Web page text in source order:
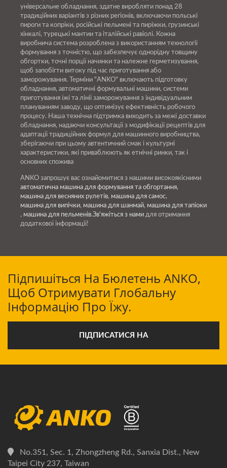
універсальне обладнання, здатне виробляти понад 28
традиційних варіантів з різних регіонів, включаючи польські
пироги та копріки, російські пельмені та пиріжки, грузинські
хінкалі, турецькі мантии та італійські равіолі. Кожна
виробнича система розроблена з використанням технології
формування з точністю, що забезпечує однорідну товщину
обгортки, точні порції начинки та належне герметизування,
щоб запобігти витоку під час приготування або
заморожування. Терміни "ANKO" включають підготовку
обладнання, автоматичні формувальні машини, системи
приготування їжі та лінії заморожування з індивідуальним
плануванням заводу, що оптимізує ефективність робочого
процесу. Наша технічна підтримка виходить за межі доставки
обладнання, надаючи консультації з модифікації рецептів для
адаптації традиційних формул для машинного виробництва,
зберігаючи при цьому автентичний смак і культурні
характеристики, які приваблюють як етнічні ринки, так і
основних спожива
ANKO запрошує вас ознайомитися з нашими високоякісними
автоматична машина для формування та обгортання,
машина для весняних рулетів, машина для самос,
машина для випічки, машина для шанмай, машина для тапіоки
, машина для пельменів.Зв'яжіться з нами для отримання
додаткової інформації!
Підпишіться На Бюлетень ANKO,
Щоб Отримувати Глобальну
Інформацію Про Їжу.
ПІДПИСАТИСЯ НА
No.351, Sec. 1, Zhongzheng Rd., Sanxia Dist., New
Taipei City 237, Taiwan